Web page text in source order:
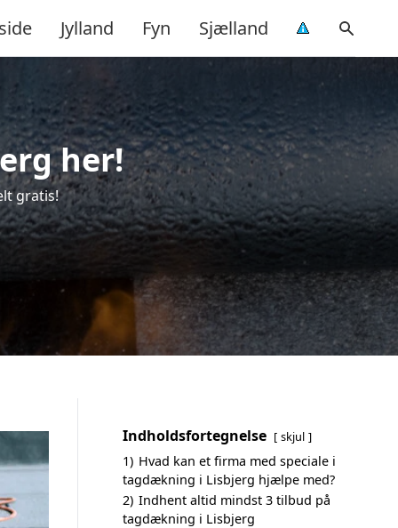
Jylland Fyn Sjælland
her!
gratis!
Indholdsfortegnelse skjul
1) Hvad kan et firma med speciale i
tagdækning i Lisbjerg hjælpe med?
2) Indhent altid mindst 3 tilbud på
tagdækning i Lisbjerg